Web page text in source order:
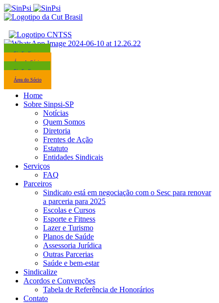
Sindicalize-se
Área do Sócio
Sindicalize-se
Área do Sócio
Home
Sobre Sinpsi-SP
Notícias
Quem Somos
Diretoria
Frentes de Ação
Estatuto
Entidades Sindicais
Serviços
FAQ
Parceiros
Sindicato está em negociação com o Sesc para renovar
a parceria para 2025
Escolas e Cursos
Esporte e Fitness
Lazer e Turismo
Planos de Saúde
Assessoria Jurídica
Outras Parcerias
Saúde e bem-estar
Sindicalize
Acordos e Convenções
Tabela de Referência de Honorários
Contato